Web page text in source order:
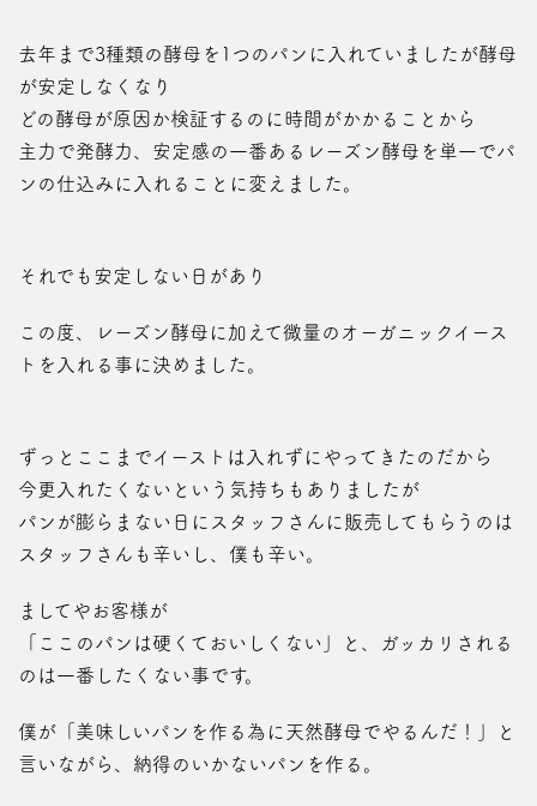
去年まで3種類の酵母を1つのパンに入れていましたが酵母
が安定しなくなり
どの酵母が原因か検証するのに時間がかかることから
主力で発酵力、安定感の一番あるレーズン酵母を単一でパ
ンの仕込みに入れることに変えました。
それでも安定しない日があり
この度、レーズン酵母に加えて微量のオーガニックイース
トを入れる事に決めました。
ずっとここまでイーストは入れずにやってきたのだから
今更入れたくないという気持ちもありましたが
パンが膨らまない日にスタッフさんに販売してもらうのは
スタッフさんも辛いし、僕も辛い。
ましてやお客様が
「ここのパンは硬くておいしくない」と、ガッカリされる
のは一番したくない事です。
僕が「美味しいパンを作る為に天然酵母でやるんだ！」と
言いながら、納得のいかないパンを作る。